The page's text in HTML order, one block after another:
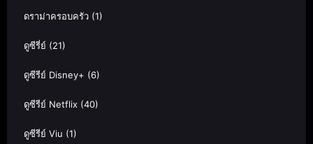
ดราม่าครอบครัว (1)
ดูซีรี่ย์ (21)
ดูซีรีย์ Disney+ (6)
ดูซีรีย์ Netflix (40)
ดูซีรีย์ Viu (1)